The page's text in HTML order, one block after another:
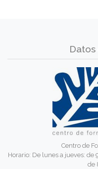
Centro de
Horario: De lunes a jueves: de
de